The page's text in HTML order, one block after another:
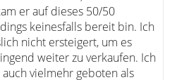
er auf dieses 50/50
keinesfalls bereit bin. Ich
nicht ersteigert, um es
weiter zu verkaufen. Ich
vielmehr geboten als